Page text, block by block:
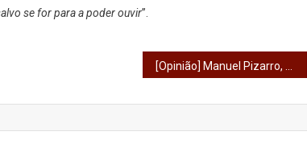
se for para a poder ouvir”.